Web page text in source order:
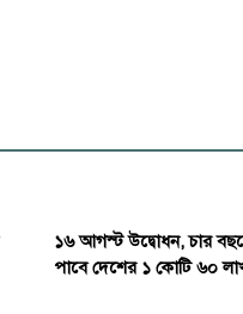
১৬ আগস্ট উদ্বোধন, চার
পাবে দেশের ১ কোটি ৬০